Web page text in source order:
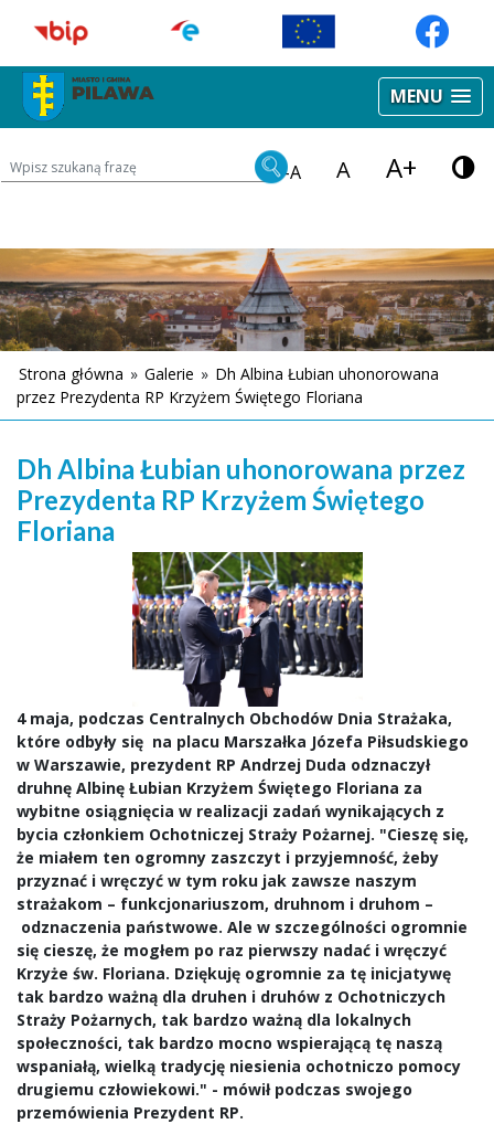
MENU
Wyszukiwarka treści na stronie -A A A+
Strona główna » Galerie » Dh Albina Łubian uhonorowana
przez Prezydenta RP Krzyżem Świętego Floriana
Dh Albina Łubian uhonorowana przez
Prezydenta RP Krzyżem Świętego
Floriana
4 maja, podczas Centralnych Obchodów Dnia Strażaka,
które odbyły się na placu Marszałka Józefa Piłsudskiego
w Warszawie, prezydent RP Andrzej Duda odznaczył
druhnę Albinę Łubian Krzyżem Świętego Floriana za
wybitne osiągnięcia w realizacji zadań wynikających z
bycia członkiem Ochotniczej Straży Pożarnej. "Cieszę się,
że miałem ten ogromny zaszczyt i przyjemność, żeby
przyznać i wręczyć w tym roku jak zawsze naszym
strażakom – funkcjonariuszom, druhnom i druhom –
odznaczenia państwowe. Ale w szczególności ogromnie
się cieszę, że mogłem po raz pierwszy nadać i wręczyć
Krzyże św. Floriana. Dziękuję ogromnie za tę inicjatywę
tak bardzo ważną dla druhen i druhów z Ochotniczych
Straży Pożarnych, tak bardzo ważną dla lokalnych
społeczności, tak bardzo mocno wspierającą tę naszą
wspaniałą, wielką tradycję niesienia ochotniczo pomocy
drugiemu człowiekowi." - mówił podczas swojego
przemówienia Prezydent RP.